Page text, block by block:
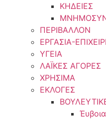
ΚΗΔΕΙΕΣ
ΠΕΡΙΒΑΛΛΟΝ
ΕΡΓΑΣΙΑ-
ΥΓΕΙΑ
ΛΑΪΚΕΣ ΑΓΟΡΕΣ
ΧΡΗΣΙΜΑ
ΕΚΛΟΓΕΣ
Έυβοια